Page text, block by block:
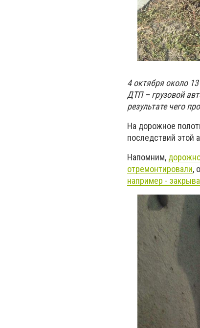
4 октября около
ДТП – грузовой
результате чего
На дорожное
последствий этой
Напомним,
отремонтировали,
например -